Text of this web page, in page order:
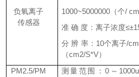
负氧离子
传感器
1000~5000000（个/
准 确 度：离子浓度
分 辨 率：10个离子/
（cm2/S*V）
PM2.5/PM
测量范围：0～